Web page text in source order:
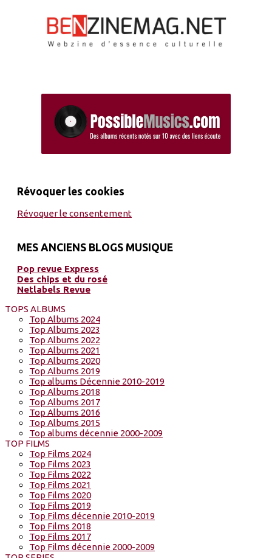
Révoquer les cookies
Révoquer le consentement
MES ANCIENS BLOGS MUSIQUE
Pop revue Express
Des chips et du rosé
Netlabels Revue
TOPS ALBUMS
Top Albums 2024
Top Albums 2023
Top Albums 2022
Top Albums 2021
Top Albums 2020
Top Albums 2019
Top albums Décennie 2010-2019
Top Albums 2018
Top Albums 2017
Top Albums 2016
Top Albums 2015
Top albums décennie 2000-2009
TOP FILMS
Top Films 2024
Top Films 2023
Top Films 2022
Top Films 2021
Top Films 2020
Top Films 2019
Top Films décennie 2010-2019
Top Films 2018
Top Films 2017
Top Films décennie 2000-2009